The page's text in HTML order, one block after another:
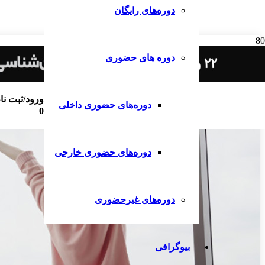
دوره‌های رایگان
دوره های حضوری
دوره‌های حضوری داخلی
دوره‌های حضوری خارجی
دوره‌های غیرحضوری
بیوگرافی
ورود/ثبت
0